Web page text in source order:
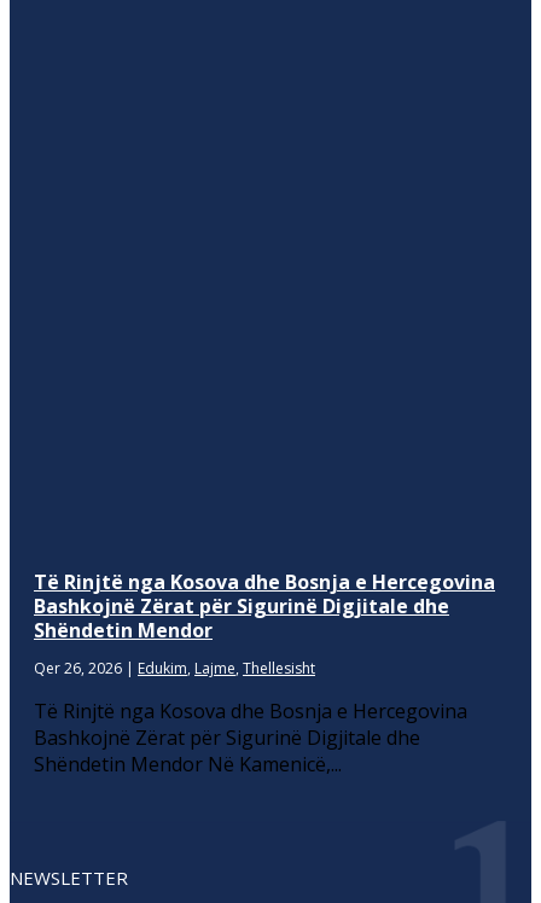
Të Rinjtë nga Kosova dhe Bosnja e Hercegovina
Bashkojnë Zërat për Sigurinë Digjitale dhe
Shëndetin Mendor
Qer 26, 2026 | Edukim, Lajme, Thellesisht
Të Rinjtë nga Kosova dhe Bosnja e Hercegovina
Bashkojnë Zërat për Sigurinë Digjitale dhe
Shëndetin Mendor Në Kamenicë,...
NEWSLETTER